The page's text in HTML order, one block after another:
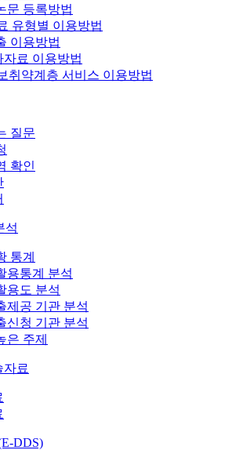
문 등록방법
유형별 이용방법
이용방법
자료 이용방법
취약계층 서비스 이용방법
질문
확인
석
통계
용통계 분석
용도 분석
제공 기관 분석
신청 기관 분석
은 주제
자료
DDS)